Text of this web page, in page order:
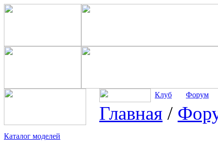
Каталог моделей
Клуб Форум
Главная /